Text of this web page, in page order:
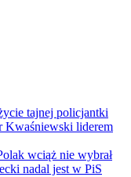
tajnej policjantki
Kwaśniewski liderem
wciąż nie wybrał
nadal jest w PiS